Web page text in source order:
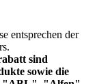
entsprechen der
sind
sowie die